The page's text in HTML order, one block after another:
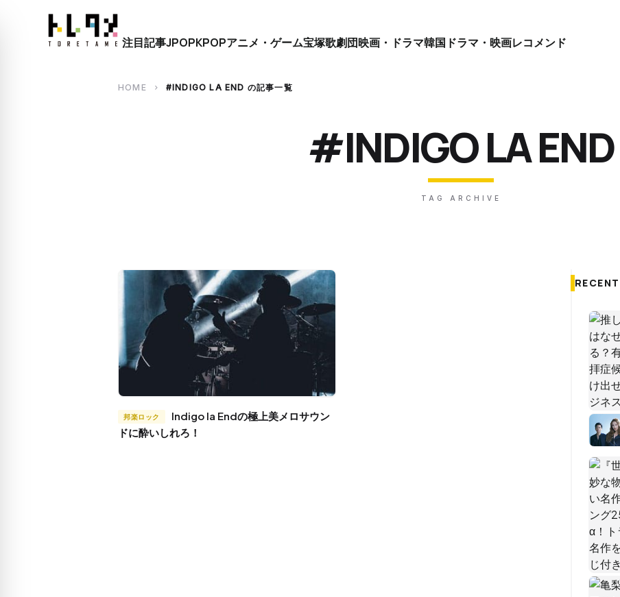
close
注目記事JPOPKPOPアニメ・ゲーム宝塚歌劇団映画・ドラマ韓国ドラマ・映画レコメンド
HOME chevron_right #INDIGO LA END の記事一覧
#INDIGO LA END
TAG ARCHIVE
邦楽ロック
ドに酔いしれろ！